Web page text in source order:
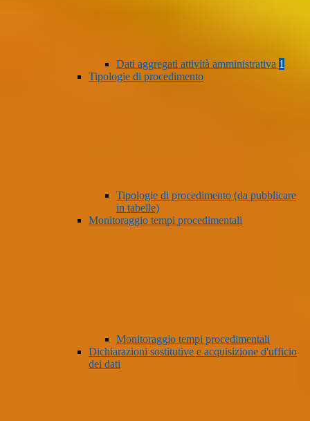
Dati aggregati attività amministrativa 1
Tipologie di procedimento
Tipologie di procedimento (da pubblicare
in tabelle)
Monitoraggio tempi procedimentali
Monitoraggio tempi procedimentali
Dichiarazioni sostitutive e acquisizione d'ufficio
dei dati